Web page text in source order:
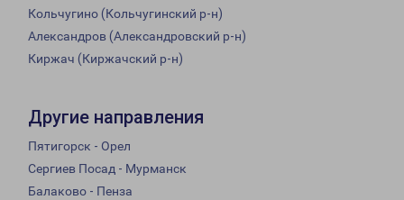
Кольчугино (Кольчугинский р-н)
Александров (Александровский р-н)
Киржач (Киржачский р-н)
Другие направления
Пятигорск - Орел
Сергиев Посад - Мурманск
Балаково - Пенза